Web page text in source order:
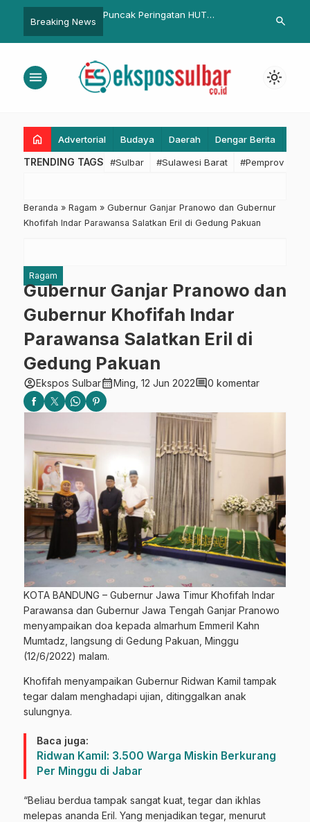
Breaking News
ke-19 Diparipurnakan
Bupati Pasangkayu Serahkan
Wagub
Persatuan
search
menu light_mode
home Advertorial Budaya Daerah Dengar Berita
TRENDING TAGS #Sulbar #Sulawesi Barat #Pemprov
Beranda » Ragam » Gubernur Ganjar Pranowo dan Gubernur
Khofifah Indar Parawansa Salatkan Eril di Gedung Pakuan
Ragam
Gubernur Ganjar Pranowo dan
Gubernur Khofifah Indar
Parawansa Salatkan Eril di
Gedung Pakuan
account_circleEkspos Sulbarcalendar_monthMing, 12 Jun 2022comment0 komentar
KOTA BANDUNG – Gubernur Jawa Timur Khofifah Indar
Parawansa dan Gubernur Jawa Tengah Ganjar Pranowo
menyampaikan doa kepada almarhum Emmeril Kahn
Mumtadz, langsung di Gedung Pakuan, Minggu
(12/6/2022) malam.
Khofifah menyampaikan Gubernur Ridwan Kamil tampak
tegar dalam menghadapi ujian, ditinggalkan anak
sulungnya.
Baca juga:
Ridwan Kamil: 3.500 Warga Miskin Berkurang
Per Minggu di Jabar
“Beliau berdua tampak sangat kuat, tegar dan ikhlas
melepas ananda Eril. Yang menjadikan tegar, menurut